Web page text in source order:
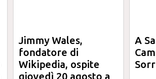
Jimmy Wales,
fondatore di
Wikipedia, ospite
giovedì 20 agosto a
A